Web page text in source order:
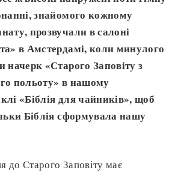
знайомого кожному
прозвучали в салоні
в Амстердамі, коли минулого
«Старого Заповіту з
польоту» в нашому
«Біблія для чайників», щоб
Біблія сформувала нашу
до Старого Заповіту має